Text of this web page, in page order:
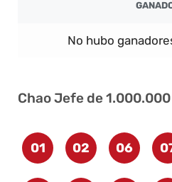
No hubo
Chao Jefe de 1.000.000
01 02 06